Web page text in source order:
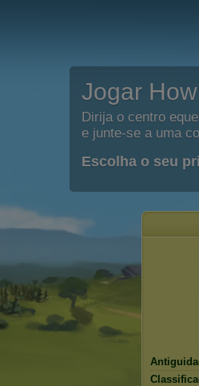
Jogar
Dirija o centro
e junte-se a uma
Escolha o seu